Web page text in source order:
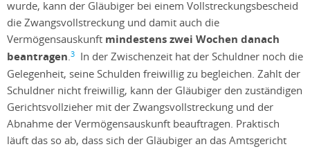
wurde, kann der Gläubiger bei einem Vollstreckungsbescheid
die Zwangsvollstreckung und damit auch die
Vermögensauskunft mindestens zwei Wochen danach
beantragen.3 In der Zwischenzeit hat der Schuldner noch die
Gelegenheit, seine Schulden freiwillig zu begleichen. Zahlt der
Schuldner nicht freiwillig, kann der Gläubiger den zuständigen
Gerichtsvollzieher mit der Zwangsvollstreckung und der
Abnahme der Vermögensauskunft beauftragen. Praktisch
läuft das so ab, dass sich der Gläubiger an das Amtsgericht